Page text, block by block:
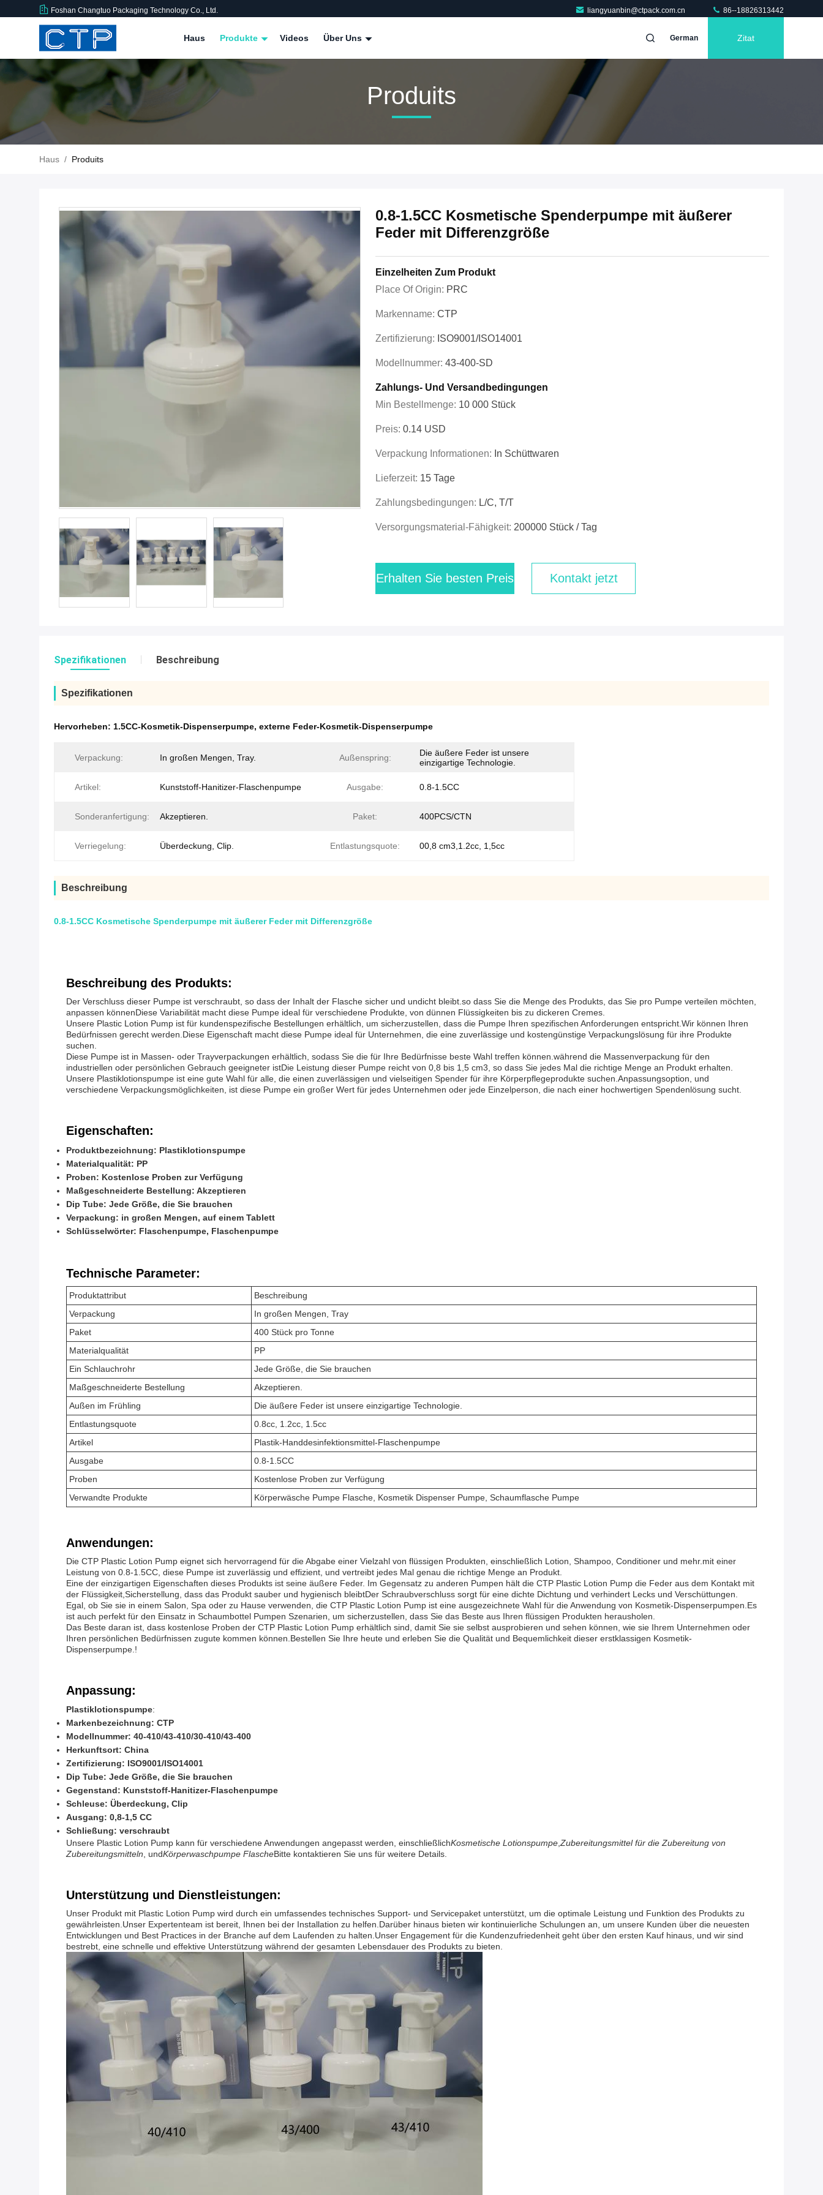
Foshan Changtuo Packaging Technology Co., Ltd. liangyuanbin@ctpack.com.cn 86--18826313442
Haus Produkte Videos Über Uns German Zitat
Produits
Haus / Produits
0.8-1.5CC Kosmetische Spenderpumpe mit äußerer
Feder mit Differenzgröße
Einzelheiten Zum Produkt
Place Of Origin: PRC
Markenname: CTP
Zertifizierung: ISO9001/ISO14001
Modellnummer: 43-400-SD
Zahlungs- Und Versandbedingungen
Min Bestellmenge: 10 000 Stück
Preis: 0.14 USD
Verpackung Informationen: In Schüttwaren
Lieferzeit: 15 Tage
Zahlungsbedingungen: L/C, T/T
Versorgungsmaterial-Fähigkeit: 200000 Stück / Tag
Erhalten Sie besten Preis Kontakt jetzt
Spezifikationen Beschreibung
Spezifikationen
Hervorheben: 1.5CC-Kosmetik-Dispenserpumpe, externe Feder-Kosmetik-Dispenserpumpe
Verpackung: In großen Mengen, Tray. Außenspring:
Die äußere Feder ist unsere
einzigartige Technologie.
Artikel: Kunststoff-Hanitizer-Flaschenpumpe Ausgabe: 0.8-1.5CC
Sonderanfertigung: Akzeptieren. Paket: 400PCS/CTN
Verriegelung: Überdeckung, Clip. Entlastungsquote: 00,8 cm3,1.2cc, 1,5cc
Beschreibung
0.8-1.5CC Kosmetische Spenderpumpe mit äußerer Feder mit Differenzgröße
Beschreibung des Produkts:
Der Verschluss dieser Pumpe ist verschraubt, so dass der Inhalt der Flasche sicher und undicht bleibt.so dass Sie die Menge des Produkts, das Sie pro Pumpe verteilen möchten,
anpassen könnenDiese Variabilität macht diese Pumpe ideal für verschiedene Produkte, von dünnen Flüssigkeiten bis zu dickeren Cremes.
Unsere Plastic Lotion Pump ist für kundenspezifische Bestellungen erhältlich, um sicherzustellen, dass die Pumpe Ihren spezifischen Anforderungen entspricht.Wir können Ihren
Bedürfnissen gerecht werden.Diese Eigenschaft macht diese Pumpe ideal für Unternehmen, die eine zuverlässige und kostengünstige Verpackungslösung für ihre Produkte
suchen.
Diese Pumpe ist in Massen- oder Trayverpackungen erhältlich, sodass Sie die für Ihre Bedürfnisse beste Wahl treffen können.während die Massenverpackung für den
industriellen oder persönlichen Gebrauch geeigneter istDie Leistung dieser Pumpe reicht von 0,8 bis 1,5 cm3, so dass Sie jedes Mal die richtige Menge an Produkt erhalten.
Unsere Plastiklotionspumpe ist eine gute Wahl für alle, die einen zuverlässigen und vielseitigen Spender für ihre Körperpflegeprodukte suchen.Anpassungsoption, und
verschiedene Verpackungsmöglichkeiten, ist diese Pumpe ein großer Wert für jedes Unternehmen oder jede Einzelperson, die nach einer hochwertigen Spendenlösung sucht.
Eigenschaften:
Produktbezeichnung: Plastiklotionspumpe
Materialqualität: PP
Proben: Kostenlose Proben zur Verfügung
Maßgeschneiderte Bestellung: Akzeptieren
Dip Tube: Jede Größe, die Sie brauchen
Verpackung: in großen Mengen, auf einem Tablett
Schlüsselwörter: Flaschenpumpe, Flaschenpumpe
Technische Parameter:
Produktattribut
Beschreibung
Verpackung
In großen Mengen, Tray
Paket
400 Stück pro Tonne
Materialqualität
PP
Ein Schlauchrohr
Jede Größe, die Sie brauchen
Maßgeschneiderte Bestellung
Akzeptieren.
Außen im Frühling
Die äußere Feder ist unsere einzigartige Technologie.
Entlastungsquote
0.8cc, 1.2cc, 1.5cc
Artikel
Plastik-Handdesinfektionsmittel-Flaschenpumpe
Ausgabe
0.8-1.5CC
Proben
Kostenlose Proben zur Verfügung
Verwandte Produkte
Körperwäsche Pumpe Flasche, Kosmetik Dispenser Pumpe, Schaumflasche Pumpe
Anwendungen:
Die CTP Plastic Lotion Pump eignet sich hervorragend für die Abgabe einer Vielzahl von flüssigen Produkten, einschließlich Lotion, Shampoo, Conditioner und mehr.mit einer
Leistung von 0.8-1.5CC, diese Pumpe ist zuverlässig und effizient, und vertreibt jedes Mal genau die richtige Menge an Produkt.
Eine der einzigartigen Eigenschaften dieses Produkts ist seine äußere Feder. Im Gegensatz zu anderen Pumpen hält die CTP Plastic Lotion Pump die Feder aus dem Kontakt mit
der Flüssigkeit,Sicherstellung, dass das Produkt sauber und hygienisch bleibtDer Schraubverschluss sorgt für eine dichte Dichtung und verhindert Lecks und Verschüttungen.
Egal, ob Sie sie in einem Salon, Spa oder zu Hause verwenden, die CTP Plastic Lotion Pump ist eine ausgezeichnete Wahl für die Anwendung von Kosmetik-Dispenserpumpen.Es
ist auch perfekt für den Einsatz in Schaumbottel Pumpen Szenarien, um sicherzustellen, dass Sie das Beste aus Ihren flüssigen Produkten herausholen.
Das Beste daran ist, dass kostenlose Proben der CTP Plastic Lotion Pump erhältlich sind, damit Sie sie selbst ausprobieren und sehen können, wie sie Ihrem Unternehmen oder
Ihren persönlichen Bedürfnissen zugute kommen können.Bestellen Sie Ihre heute und erleben Sie die Qualität und Bequemlichkeit dieser erstklassigen Kosmetik-
Dispenserpumpe.!
Anpassung:
Plastiklotionspumpe:
Markenbezeichnung: CTP
Modellnummer: 40-410/43-410/30-410/43-400
Herkunftsort: China
Zertifizierung: ISO9001/ISO14001
Dip Tube: Jede Größe, die Sie brauchen
Gegenstand: Kunststoff-Hanitizer-Flaschenpumpe
Schleuse: Überdeckung, Clip
Ausgang: 0,8-1,5 CC
Schließung: verschraubt
Unsere Plastic Lotion Pump kann für verschiedene Anwendungen angepasst werden, einschließlichKosmetische Lotionspumpe Zubereitungsmittel für die Zubereitung von
Zubereitungsmitteln , undKörperwaschpumpe FlascheBitte kontaktieren Sie uns für weitere Details.
Unterstützung und Dienstleistungen:
Unser Produkt mit Plastic Lotion Pump wird durch ein umfassendes technisches Support- und Servicepaket unterstützt, um die optimale Leistung und Funktion des Produkts zu
gewährleisten.Unser Expertenteam ist bereit, Ihnen bei der Installation zu helfen.Darüber hinaus bieten wir kontinuierliche Schulungen an, um unsere Kunden über die neuesten
Entwicklungen und Best Practices in der Branche auf dem Laufenden zu halten.Unser Engagement für die Kundenzufriedenheit geht über den ersten Kauf hinaus, und wir sind
bestrebt, eine schnelle und effektive Unterstützung während der gesamten Lebensdauer des Produkts zu bieten.